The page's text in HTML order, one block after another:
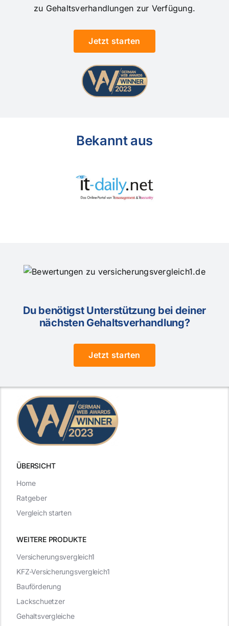
zu Gehaltsverhandlungen zur Verfügung.
Jetzt starten
Bekannt aus
Du benötigst Unterstützung bei deiner
nächsten Gehaltsverhandlung?
Jetzt starten
ÜBERSICHT
WEITERE PRODUKTE
Versicherungsvergleich1
KFZ-Versicherungsvergleich1
Bauförderung
Lackschuetzer
Gehaltsvergleiche
Home
Ratgeber
Vergleich starten